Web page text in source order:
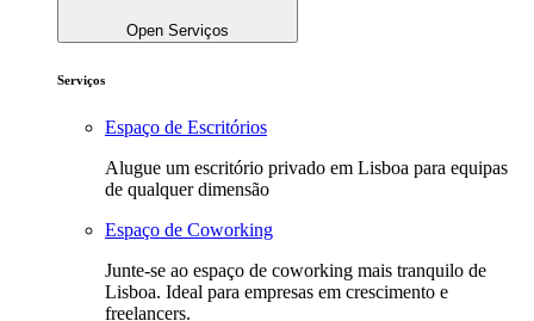
Open Serviços
Serviços
Espaço de Escritórios
Alugue um escritório privado em Lisboa para equipas
de qualquer dimensão
Espaço de Coworking
Junte-se ao espaço de coworking mais tranquilo de
Lisboa. Ideal para empresas em crescimento e
freelancers.